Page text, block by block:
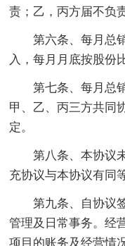
责；乙，丙方届不负
第六条、每月总
入，每月月底按股份
第七条、每月总
甲、乙、丙三方共同
定。
第八条、本协议
充协议与本协议有同
第九条、自协议
管理及日常事务。经
项目的账务及经营情